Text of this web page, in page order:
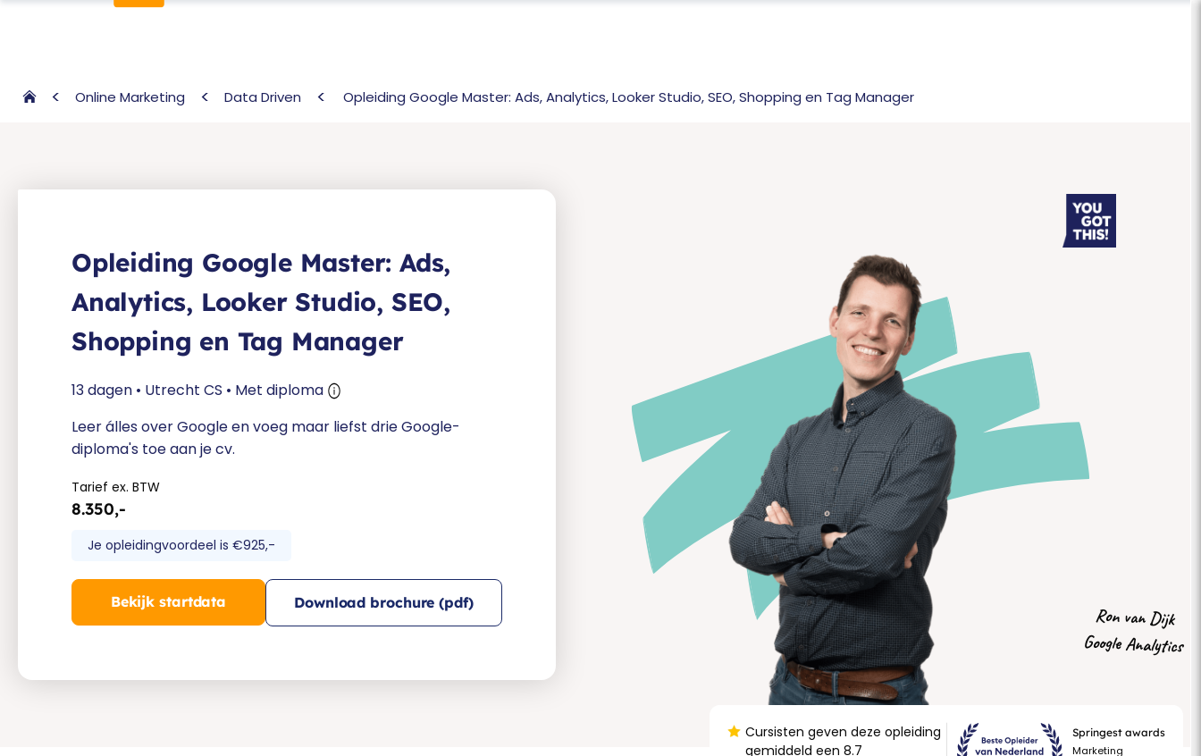
Online Marketing Data Driven Opleiding Google Master: Ads, Analytics, Looker Studio, SEO, Shopping en Tag Manager
Opleiding Google Master: Ads,
Analytics, Looker Studio, SEO,
Shopping en Tag Manager
13 dagen • Utrecht CS • Met diploma
Leer álles over Google en voeg maar liefst drie Google-
diploma's toe aan je cv.
Tarief ex. BTW
8.350,-
Je opleidingvoordeel is €925,-
Bekijk startdata Download brochure (pdf)
Ron van Dijk
Google Analytics
Cursisten geven deze opleiding
gemiddeld een 8.7
Springest awards
Marketing